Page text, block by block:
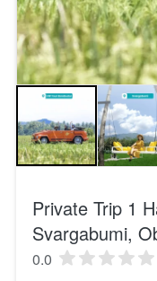
Private Trip 1
Svargabumi,
0.0